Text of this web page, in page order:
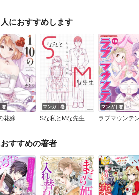
におすすめします
巻
花嫁
マンガ｜巻
Sな私とMな先生
マンガ｜巻
ラブマウンテ
すすめの著者